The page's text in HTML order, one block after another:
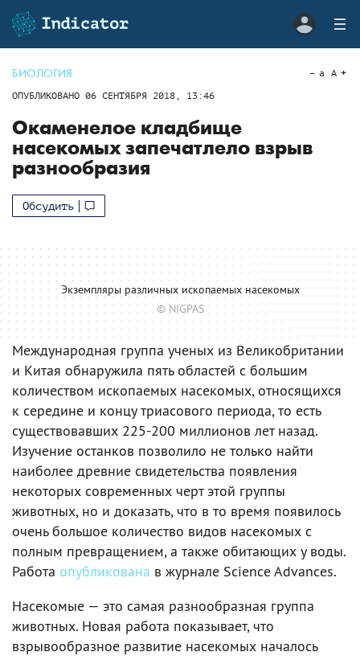
БИОЛОГИЯ
ОПУБЛИКОВАНО 06 СЕНТЯБРЯ 2018, 13:46
a A
Окаменелое кладбище
насекомых запечатлело взрыв
разнообразия
Обсудить
Экземпляры различных ископаемых насекомых
© NIGPAS
Международная группа ученых из Великобритании
и Китая обнаружила пять областей с большим
количеством ископаемых насекомых, относящихся
к середине и концу триасового периода, то есть
существовавших 225-200 миллионов лет назад.
Изучение останков позволило не только найти
наиболее древние свидетельства появления
некоторых современных черт этой группы
животных, но и доказать, что в то время появилось
очень большое количество видов насекомых с
полным превращением, а также обитающих у воды.
Работа опубликована в журнале Science Advances.
Насекомые — это самая разнообразная группа
животных. Новая работа показывает, что
взрывообразное развитие насекомых началось